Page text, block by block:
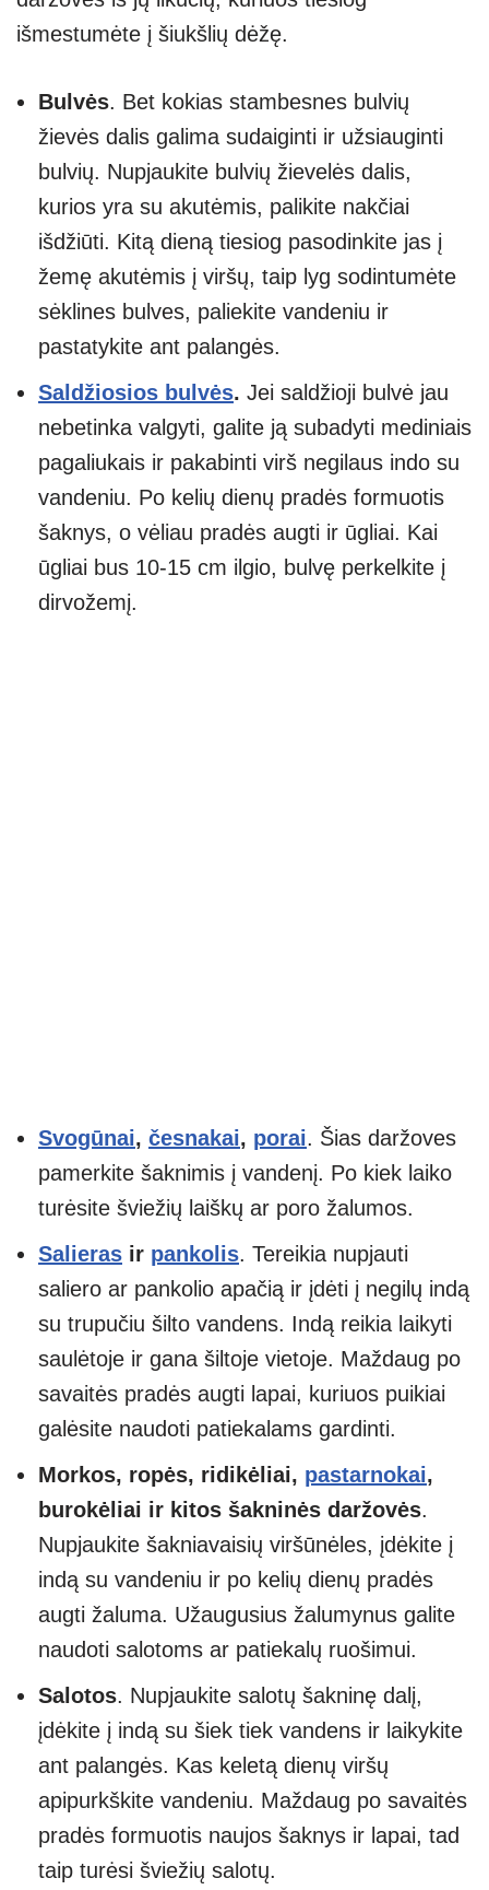
išmestumėte į šiukšlių dėžę.
Bulvės. Bet kokias stambesnes bulvių
žievės dalis galima sudaiginti ir užsiauginti
bulvių. Nupjaukite bulvių žievelės dalis,
kurios yra su akutėmis, palikite nakčiai
išdžiūti. Kitą dieną tiesiog pasodinkite jas į
žemę akutėmis į viršų, taip lyg sodintumėte
sėklines bulves, paliekite vandeniu ir
pastatykite ant palangės.
Saldžiosios bulvės. Jei saldžioji bulvė jau
nebetinka valgyti, galite ją subadyti mediniais
pagaliukais ir pakabinti virš negilaus indo su
vandeniu. Po kelių dienų pradės formuotis
šaknys, o vėliau pradės augti ir ūgliai. Kai
ūgliai bus 10-15 cm ilgio, bulvę perkelkite į
dirvožemį.
Svogūnai, česnakai, porai. Šias daržoves
pamerkite šaknimis į vandenį. Po kiek laiko
turėsite šviežių laiškų ar poro žalumos.
Salieras ir pankolis. Tereikia nupjauti
saliero ar pankolio apačią ir įdėti į negilų indą
su trupučiu šilto vandens. Indą reikia laikyti
saulėtoje ir gana šiltoje vietoje. Maždaug po
savaitės pradės augti lapai, kuriuos puikiai
galėsite naudoti patiekalams gardinti.
Morkos, ropės, ridikėliai, pastarnokai,
burokėliai ir kitos šakninės daržovės.
Nupjaukite šakniavaisių viršūnėles, įdėkite į
indą su vandeniu ir po kelių dienų pradės
augti žaluma. Užaugusius žalumynus galite
naudoti salotoms ar patiekalų ruošimui.
Salotos. Nupjaukite salotų šakninę dalį,
įdėkite į indą su šiek tiek vandens ir laikykite
ant palangės. Kas keletą dienų viršų
apipurkškite vandeniu. Maždaug po savaitės
pradės formuotis naujos šaknys ir lapai, tad
taip turėsi šviežių salotų.